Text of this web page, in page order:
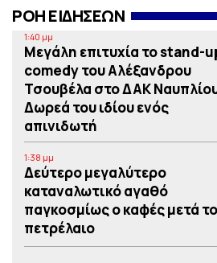
ΡΟΗ ΕΙΔΗΣΕΩΝ
1:40 μμ
Μεγάλη επιτυχία το stand-
comedy του Αλέξανδρου
Τσουβέλα στο ΔΑΚ
Δωρεά του ιδίου ενός
απινιδωτή
1:38 μμ
Δεύτερο μεγαλύτερο
καταναλωτικό αγαθό
παγκοσμίως ο καφές μετά το
πετρέλαιο